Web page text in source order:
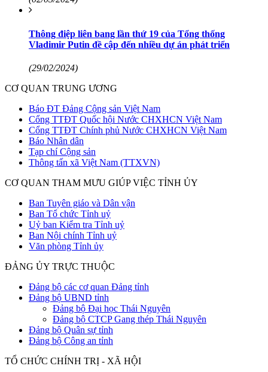
Thông điệp liên bang lần thứ 19 của Tổng thống
Vladimir Putin đề cập đến nhiều dự án phát triển
(29/02/2024)
CƠ QUAN TRUNG ƯƠNG
Báo ĐT Đảng Cộng sản Việt Nam
Cổng TTĐT Quốc hội Nước CHXHCN Việt Nam
Cổng TTĐT Chính phủ Nước CHXHCN Việt Nam
Báo Nhân dân
Tạp chí Cộng sản
Thông tấn xã Việt Nam (TTXVN)
CƠ QUAN THAM MƯU GIÚP VIỆC TỈNH ỦY
Ban Tuyên giáo và Dân vận
Ban Tổ chức Tỉnh uỷ
Uỷ ban Kiểm tra Tỉnh uỷ
Ban Nội chính Tỉnh uỷ
Văn phòng Tỉnh ủy
ĐẢNG ỦY TRỰC THUỘC
Đảng bộ các cơ quan Đảng tỉnh
Đảng bộ UBND tỉnh
Đảng bộ Đại học Thái Nguyên
Đảng bộ CTCP Gang thép Thái Nguyên
Đảng bộ Quân sự tỉnh
Đảng bộ Công an tỉnh
TỔ CHỨC CHÍNH TRỊ - XÃ HỘI